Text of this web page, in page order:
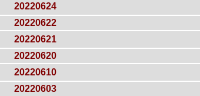
20220624
20220622
20220621
20220620
20220610
20220603